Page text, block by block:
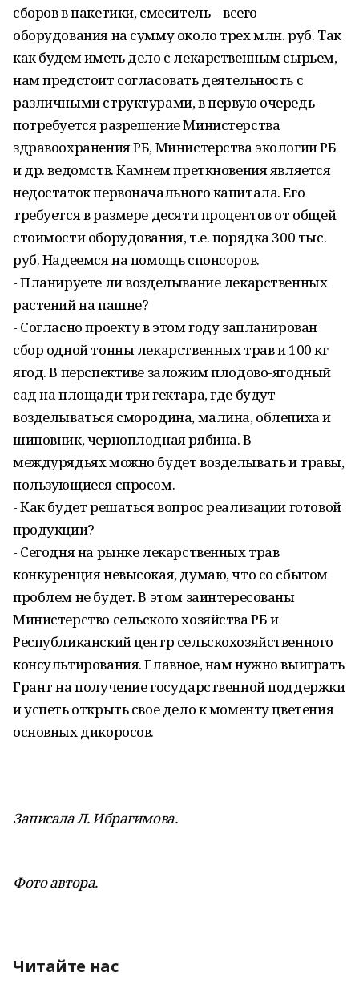
сборов в пакетики, смеситель – всего
оборудования на сумму около трех млн. руб. Так
как будем иметь дело с лекарственным сырьем,
нам предстоит согласовать деятельность с
различными структурами, в первую очередь
потребуется разрешение Министерства
здравоохранения РБ, Министерства экологии РБ
и др. ведомств. Камнем преткновения является
недостаток первоначального капитала. Его
требуется в размере десяти процентов от общей
стоимости оборудования, т.е. порядка 300 тыс.
руб. Надеемся на помощь спонсоров.
- Планируете ли возделывание лекарственных
растений на пашне?
- Согласно проекту в этом году запланирован
сбор одной тонны лекарственных трав и 100 кг
ягод. В перспективе заложим плодово-ягодный
сад на площади три гектара, где будут
возделываться смородина, малина, облепиха и
шиповник, черноплодная рябина. В
междурядьях можно будет возделывать и травы,
пользующиеся спросом.
- Как будет решаться вопрос реализации готовой
продукции?
- Сегодня на рынке лекарственных трав
конкуренция невысокая, думаю, что со сбытом
проблем не будет. В этом заинтересованы
Министерство сельского хозяйства РБ и
Республиканский центр сельскохозяйственного
консультирования. Главное, нам нужно выиграть
Грант на получение государственной поддержки
и успеть открыть свое дело к моменту цветения
основных дикоросов.
Записала Л. Ибрагимова.
Фото автора.
Читайте нас